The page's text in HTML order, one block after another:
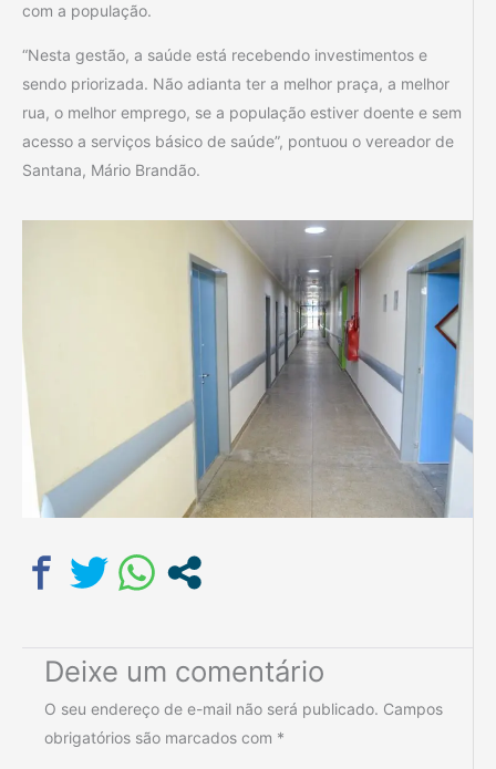
com a população.
“Nesta gestão, a saúde está recebendo investimentos e
sendo priorizada. Não adianta ter a melhor praça, a melhor
rua, o melhor emprego, se a população estiver doente e sem
acesso a serviços básico de saúde”, pontuou o vereador de
Santana, Mário Brandão.
Deixe um comentário
O seu endereço de e-mail não será publicado. Campos
obrigatórios são marcados com *